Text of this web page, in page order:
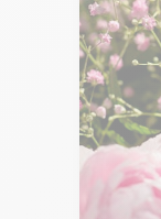
in
Italia